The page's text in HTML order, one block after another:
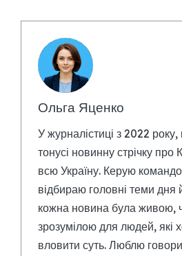
Ольга Яценко
У журналістиці з 2022
тонусі новинну стрічку про
всю Україну. Керую
відбираю головні теми
кожна новина була живою,
зрозумілою для людей, які
вловити суть. Люблю